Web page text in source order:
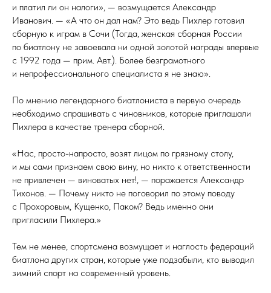
и платил ли он налоги», — возмущается Александр
Иванович. — «А что он дал нам? Это ведь Пихлер готовил
сборную к играм в Сочи (Тогда, женская сборная России
по биатлону не завоевала ни одной золотой награды впервые
с 1992 года — прим. Авт.). Более безграмотного
и непрофессионального специалиста я не знаю».
По мнению легендарного биатлониста в первую очередь
необходимо спрашивать с чиновников, которые приглашали
Пихлера в качестве тренера сборной.
«Нас, просто-напросто, возят лицом по грязному столу,
и мы сами признаем свою вину, но никто к ответственности
не привлечен — виноватых нет!, — поражается Александр
Тихонов. — Почему никто не поговорил по этому поводу
с Прохоровым, Кущенко, Паком? Ведь именно они
пригласили Пихлера.»
Тем не менее, спортсмена возмущает и наглость федераций
биатлона других стран, которые уже подзабыли, кто выводил
зимний спорт на современный уровень.